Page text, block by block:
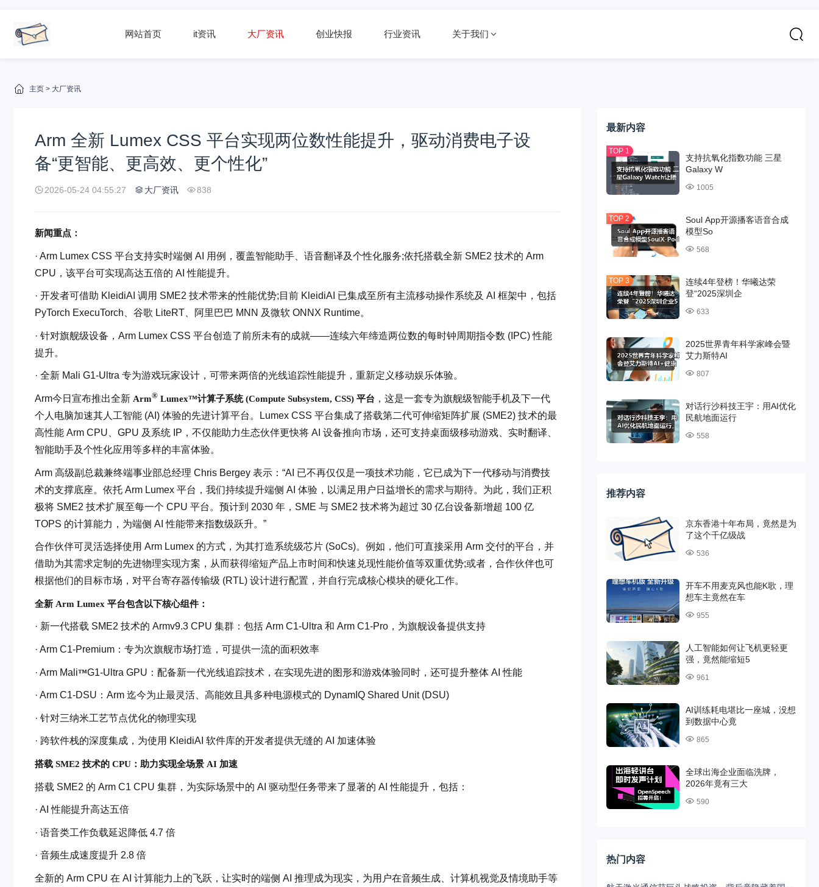
网站首页 it资讯 大厂资讯 创业快报 行业资讯 关于我们
主页 > 大厂资讯
Arm 全新 Lumex CSS 平台实现两位数性能提升，驱动消费电子设
备“更智能、更高效、更个性化”
2026-05-24 04:55:27 大厂资讯 838
新闻重点：
· Arm Lumex CSS 平台支持实时端侧 AI 用例，覆盖智能助手、语音翻译及个性化服务;依托搭载全新 SME2 技术的 Arm
CPU，该平台可实现高达五倍的 AI 性能提升。
· 开发者可借助 KleidiAI 调用 SME2 技术带来的性能优势;目前 KleidiAI 已集成至所有主流移动操作系统及 AI 框架中，包括
PyTorch ExecuTorch、谷歌 LiteRT、阿里巴巴 MNN 及微软 ONNX Runtime。
· 针对旗舰级设备，Arm Lumex CSS 平台创造了前所未有的成就——连续六年缔造两位数的每时钟周期指令数 (IPC) 性能
提升。
· 全新 Mali G1-Ultra 专为游戏玩家设计，可带来两倍的光线追踪性能提升，重新定义移动娱乐体验。
Arm今日宣布推出全新 Arm® Lumex™计算子系统 (Compute Subsystem, CSS) 平台 ，这是一套专为旗舰级智能手机及下一代
个人电脑加速其人工智能 (AI) 体验的先进计算平台。Lumex CSS 平台集成了搭载第二代可伸缩矩阵扩展 (SME2) 技术的最
高性能 Arm CPU、GPU 及系统 IP，不仅能助力生态伙伴更快将 AI 设备推向市场，还可支持桌面级移动游戏、实时翻译、
智能助手及个性化应用等多样的丰富体验。
Arm 高级副总裁兼终端事业部总经理 Chris Bergey 表示：“AI 已不再仅仅是一项技术功能，它已成为下一代移动与消费技
术的支撑底座。依托 Arm Lumex 平台，我们持续提升端侧 AI 体验，以满足用户日益增长的需求与期待。为此，我们正积
极将 SME2 技术扩展至每一个 CPU 平台。预计到 2030 年，SME 与 SME2 技术将为超过 30 亿台设备新增超 100 亿
TOPS 的计算能力，为端侧 AI 性能带来指数级跃升。”
合作伙伴可灵活选择使用 Arm Lumex 的方式，为其打造系统级芯片 (SoCs)。例如，他们可直接采用 Arm 交付的平台，并
借助为其需求定制的先进物理实现方案，从而获得缩短产品上市时间和快速兑现性能价值等双重优势;或者，合作伙伴也可
根据他们的目标市场，对平台寄存器传输级 (RTL) 设计进行配置，并自行完成核心模块的硬化工作。
全新 Arm Lumex 平台包含以下核心组件：
· 新一代搭载 SME2 技术的 Armv9.3 CPU 集群：包括 Arm C1-Ultra 和 Arm C1-Pro，为旗舰设备提供支持
· Arm C1-Premium：专为次旗舰市场打造，可提供一流的面积效率
· Arm Mali™G1-Ultra GPU：配备新一代光线追踪技术，在实现先进的图形和游戏体验同时，还可提升整体 AI 性能
· Arm C1-DSU：Arm 迄今为止最灵活、高能效且具多种电源模式的 DynamIQ Shared Unit (DSU)
· 针对三纳米工艺节点优化的物理实现
· 跨软件栈的深度集成，为使用 KleidiAI 软件库的开发者提供无缝的 AI 加速体验
搭载 SME2 技术的 CPU：助力实现全场景 AI 加速
搭载 SME2 的 Arm C1 CPU 集群，为实际场景中的 AI 驱动型任务带来了显著的 AI 性能提升，包括：
· AI 性能提升高达五倍
· 语音类工作负载延迟降低 4.7 倍
· 音频生成速度提升 2.8 倍
全新的 Arm CPU 在 AI 计算能力上的飞跃，让实时的端侧 AI 推理成为现实，为用户在音频生成、计算机视觉及情境助手等
最新内容
支持抗氧化指数功能 三星
Galaxy W
1005
Soul App开源播客语音合成
模型So
568
连续4年登榜！华曦达荣
登“2025深圳企
633
2025世界青年科学家峰会暨
艾力斯特AI
807
对话行沙科技王宇：用AI优化
民航地面运行
558
推荐内容
京东香港十年布局，竟然是为
了这个千亿级战
536
开车不用麦克风也能K歌，理
想车主竟然在车
955
人工智能如何让飞机更轻更
强，竟然能缩短5
961
AI训练耗电堪比一座城，没想
到数据中心竟
865
全球出海企业面临洗牌，
2026年竟有三大
590
热门内容